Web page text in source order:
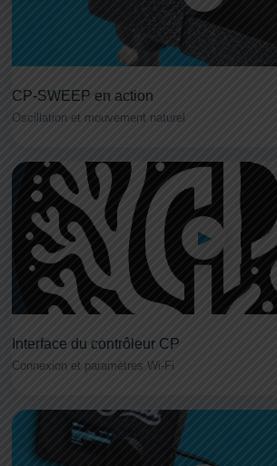
CP-SWEEP en action
Oscillation et mouvement naturel
Interface du contrôleur CP
Connexion et paramètres Wi-Fi